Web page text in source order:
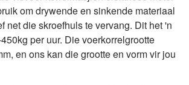
om drywende en sinkende materiaal
net die skroefhuls te vervang. Dit het 'n
per uur. Die voerkorrelgrootte
en ons kan die grootte en vorm vir jou